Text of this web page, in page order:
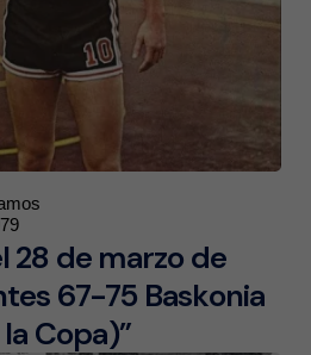
28 de marzo de
67-75 Baskonia
Copa)”